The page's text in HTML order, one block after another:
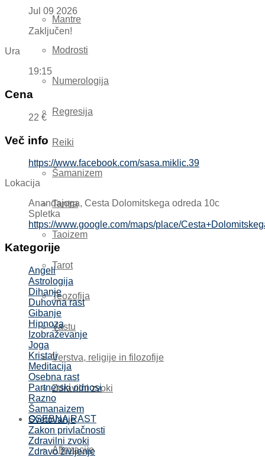
Mantre
Modrosti
Numerologija
Regresija
Reiki
Šamanizem
Tantra
Taoizem
Tarot
Teozofija
Vastu
Verstva, religije in filozofije
Zdravilni zvoki
OSEBNA RAST
Afirmacije
Jul 09 2026
Zaključen!
Ura
19:15
Cena
22 €
Več info
https://www.facebook.com/sasa.miklic.39
Lokacija
Anandajoga, Cesta Dolomitskega odreda 10c
Spletka
https://www.google.com/maps/place/
Kategorije
Angeli
Astrologija
Dihanje
Duhovna rast
Gibanje
Hipnoza
Izobraževanje
Joga
Kristali
Meditacija
Osebna rast
Partnerski odnosi
Razno
Šamanaizem
Svetovanje
Zakon privlačnosti
Zdravilni zvoki
Zdravo življenje